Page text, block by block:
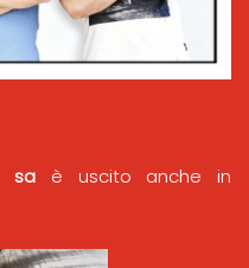
sa è uscito anche in